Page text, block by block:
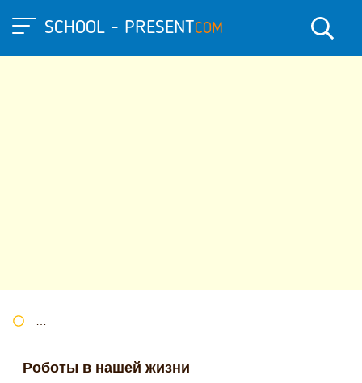
SCHOOL - PRESENTCOM
Роботы в нашей жизни